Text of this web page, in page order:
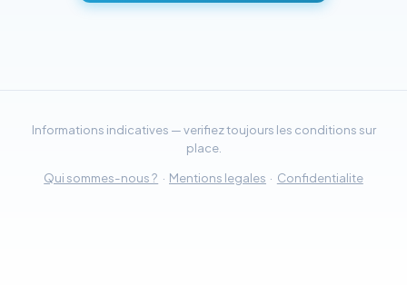
Informations indicatives — verifiez toujours les conditions sur
place.
Qui sommes-nous ? · Mentions legales · Confidentialite